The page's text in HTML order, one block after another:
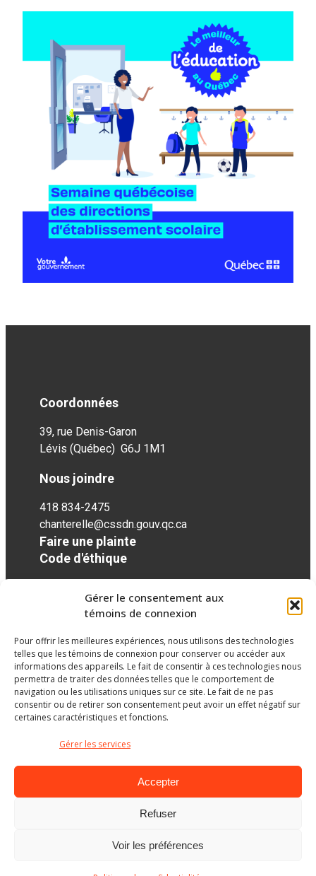
Gérer le consentement aux
témoins de connexion
Pour offrir les meilleures expériences, nous utilisons des technologies
telles que les témoins de connexion pour conserver ou accéder aux
informations des appareils. Le fait de consentir à ces technologies nous
permettra de traiter des données telles que le comportement de
navigation ou les utilisations uniques sur ce site. Le fait de ne pas
consentir ou de retirer son consentement peut avoir un effet négatif sur
certaines caractéristiques et fonctions.
Gérer les services
Accepter
Refuser
Voir les préférences
Coordonnées
39, rue Denis-Garon
Lévis (Québec) G6J 1M1
Nous joindre
418 834-2475
chanterelle@cssdn.gouv.qc.ca
Faire une plainte
Code d'éthique
Réseaux sociaux
facebook
Ministère de l’Éducation